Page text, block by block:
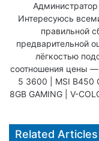
Интересуюсь
правильной
предварительной
лёгкостью
соотношения цены —
5 3600 | MSI B450
8GB GAMING | V-
Related Articles